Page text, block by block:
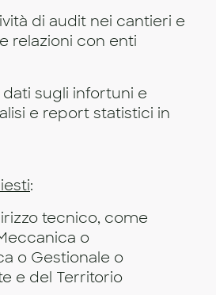
di audit nei cantieri e
relazioni con enti
sugli infortuni e
e report statistici in
:
tecnico, come
o
o Gestionale o
e del Territorio